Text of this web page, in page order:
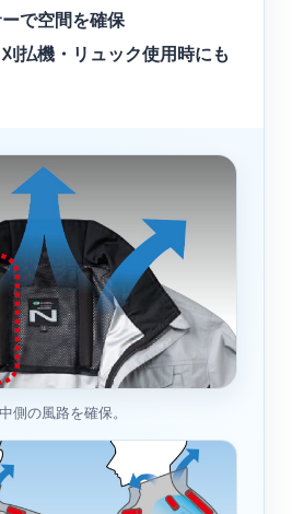
で空間を確保
払機・リュック使用時にも
側の風路を確保。